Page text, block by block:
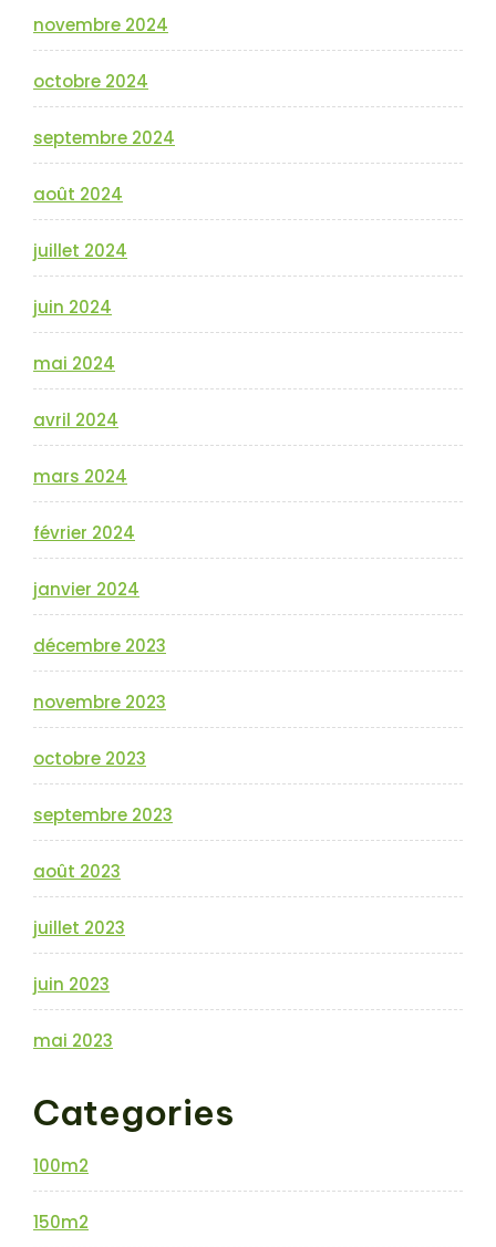
novembre 2024
octobre 2024
septembre 2024
août 2024
juillet 2024
juin 2024
mai 2024
avril 2024
mars 2024
février 2024
janvier 2024
décembre 2023
novembre 2023
octobre 2023
septembre 2023
août 2023
juillet 2023
juin 2023
mai 2023
Categories
100m2
150m2